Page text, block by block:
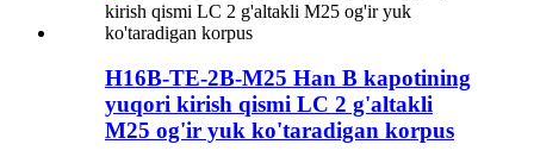
H16B-TE-2B-M25 Han B kapotining
yuqori kirish qismi LC 2 g'altakli
M25 og'ir yuk ko'taradigan korpus